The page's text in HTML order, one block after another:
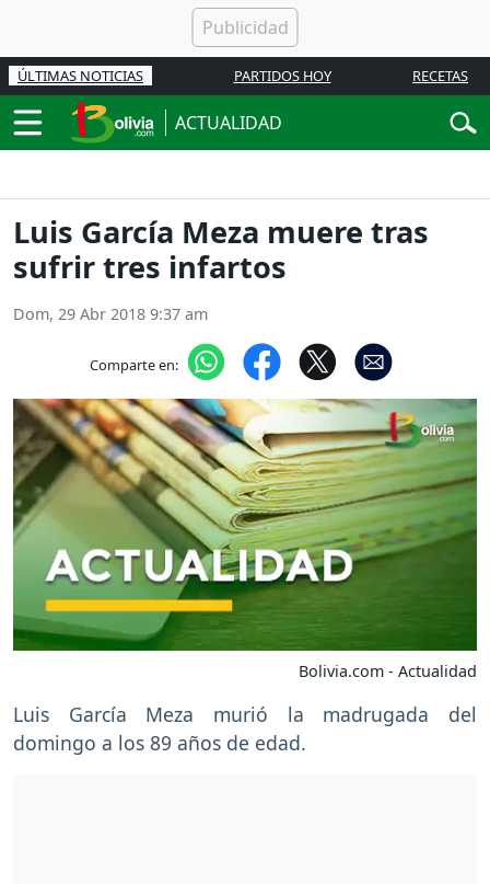
ÚLTIMAS NOTICIAS PARTIDOS HOY RECETAS
ACTUALIDAD
Luis García Meza muere tras
sufrir tres infartos
Dom, 29 Abr 2018 9:37 am
Comparte en:
Bolivia.com - Actualidad
Luis García Meza murió la madrugada del
domingo a los 89 años de edad.